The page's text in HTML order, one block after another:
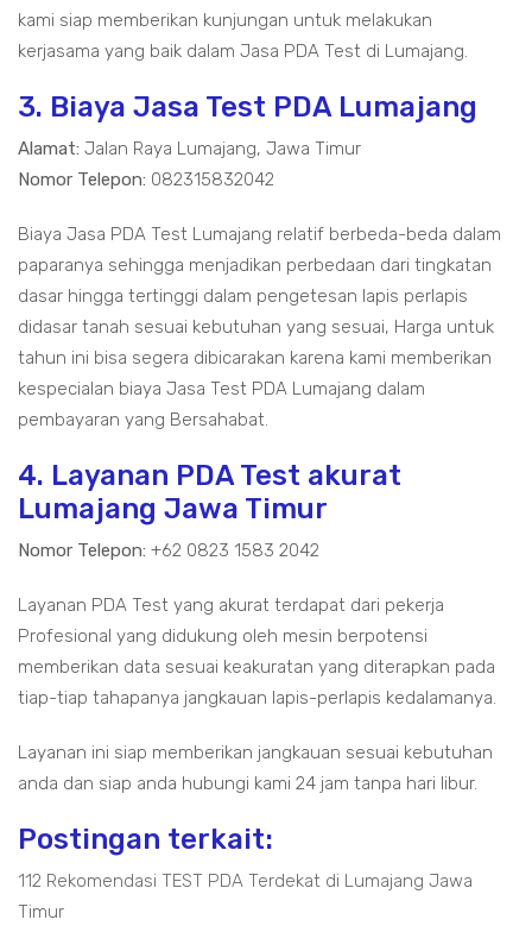
kami siap memberikan kunjungan untuk melakukan
kerjasama yang baik dalam Jasa PDA Test di Lumajang.
3. Biaya Jasa Test PDA Lumajang
Alamat: Jalan Raya Lumajang, Jawa Timur
Nomor Telepon: 082315832042
Biaya Jasa PDA Test Lumajang relatif berbeda-beda dalam
paparanya sehingga menjadikan perbedaan dari tingkatan
dasar hingga tertinggi dalam pengetesan lapis perlapis
didasar tanah sesuai kebutuhan yang sesuai, Harga untuk
tahun ini bisa segera dibicarakan karena kami memberikan
kespecialan biaya Jasa Test PDA Lumajang dalam
pembayaran yang Bersahabat.
4. Layanan PDA Test akurat
Lumajang Jawa Timur
Nomor Telepon: +62 0823 1583 2042
Layanan PDA Test yang akurat terdapat dari pekerja
Profesional yang didukung oleh mesin berpotensi
memberikan data sesuai keakuratan yang diterapkan pada
tiap-tiap tahapanya jangkauan lapis-perlapis kedalamanya.
Layanan ini siap memberikan jangkauan sesuai kebutuhan
anda dan siap anda hubungi kami 24 jam tanpa hari libur.
Postingan terkait:
112 Rekomendasi TEST PDA Terdekat di Lumajang Jawa
Timur